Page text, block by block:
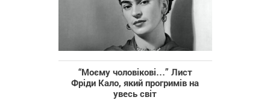
“Моєму чоловікові…” Лист
Фріди Кало, який прогримів на
увесь світ